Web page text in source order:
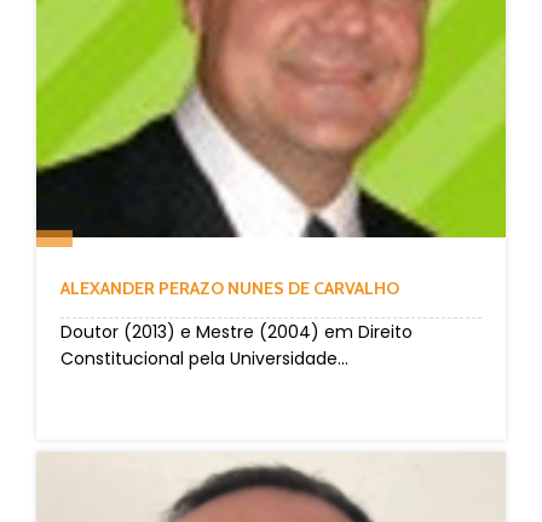
ALEXANDER PERAZO NUNES DE CARVALHO
Doutor (2013) e Mestre (2004) em Direito
Constitucional pela Universidade...